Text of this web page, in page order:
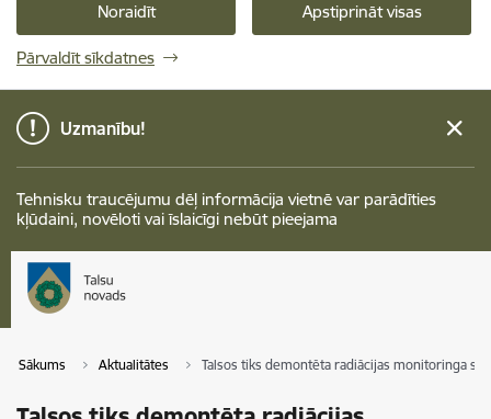
Noraidīt Apstiprināt visas
Pārvaldīt sīkdatnes
Uzmanību!
Tehnisku traucējumu dēļ informācija vietnē var parādīties
kļūdaini, novēloti vai īslaicīgi nebūt pieejama
Sākums Aktualitātes Talsos tiks demontēta radiācijas monitoringa